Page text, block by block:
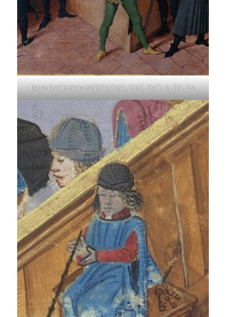
Bayerische Staatsbibliothek, Cod. Gall. 6, fol. 2v.